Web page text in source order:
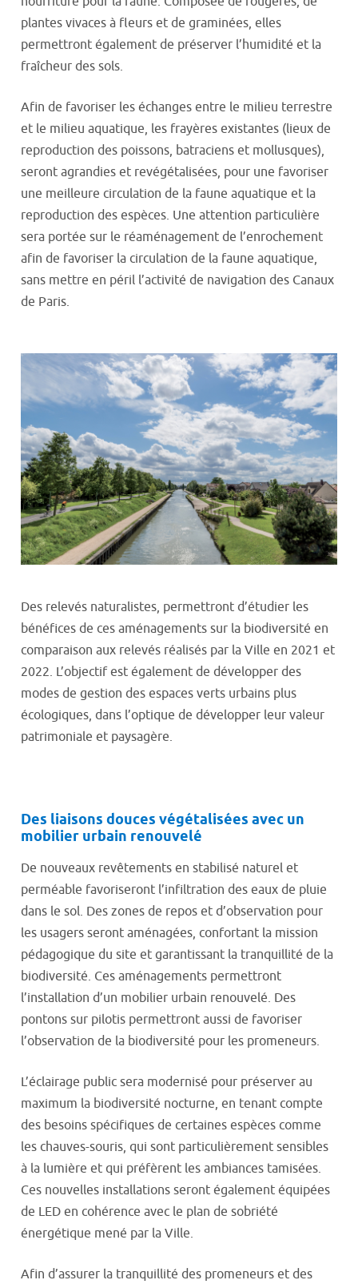
plantes vivaces à fleurs et de graminées, elles
permettront également de préserver l’humidité et la
fraîcheur des sols.
Afin de favoriser les échanges entre le milieu terrestre
et le milieu aquatique, les frayères existantes (lieux de
reproduction des poissons, batraciens et mollusques),
seront agrandies et revégétalisées, pour une favoriser
une meilleure circulation de la faune aquatique et la
reproduction des espèces. Une attention particulière
sera portée sur le réaménagement de l’enrochement
afin de favoriser la circulation de la faune aquatique,
sans mettre en péril l’activité de navigation des Canaux
de Paris.
Des relevés naturalistes, permettront d’étudier les
bénéfices de ces aménagements sur la biodiversité en
comparaison aux relevés réalisés par la Ville en 2021 et
2022. L’objectif est également de développer des
modes de gestion des espaces verts urbains plus
écologiques, dans l’optique de développer leur valeur
patrimoniale et paysagère.
Des liaisons douces végétalisées avec un
mobilier urbain renouvelé
De nouveaux revêtements en stabilisé naturel et
perméable favoriseront l’infiltration des eaux de pluie
dans le sol. Des zones de repos et d’observation pour
les usagers seront aménagées, confortant la mission
pédagogique du site et garantissant la tranquillité de la
biodiversité. Ces aménagements permettront
l’installation d’un mobilier urbain renouvelé. Des
pontons sur pilotis permettront aussi de favoriser
l’observation de la biodiversité pour les promeneurs.
L’éclairage public sera modernisé pour préserver au
maximum la biodiversité nocturne, en tenant compte
des besoins spécifiques de certaines espèces comme
les chauves-souris, qui sont particulièrement sensibles
à la lumière et qui préfèrent les ambiances tamisées.
Ces nouvelles installations seront également équipées
de LED en cohérence avec le plan de sobriété
énergétique mené par la Ville.
Afin d’assurer la tranquillité des promeneurs et des